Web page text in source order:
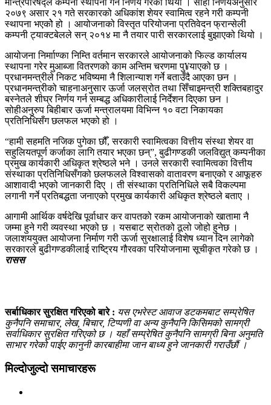
मन्त्रिपरिषद्ले कम्पनी स्थापना गर्ने निर्णय गरेको थियो । सोही निर्णयअनुसार
२०७९ असार २१ गते सरकारको अधिकांश शेयर स्वामित्व रहने गरी कम्पनी
स्थापना भएकोे हो । आयोजनाको विस्तृत परियोजना प्रतिवेदन फ्रान्सेली
कम्पनी ट्याक्टबेलले सन् २०१४ मा नै तयार पारी सरकारलाई बुझाएको थियो ।
आयोजना निर्मााण्का निम्ति वर्तमान सरकारले आयोजनाको फिल्ड कार्यालय
स्थापना गरेर मुआब्जा वितरणको काम अन्तिम चरणमा पु¥याएको छ ।
प्रधानमन्त्रीले निकट भविष्यमा नै शिलान्याश गर्ने बताउँदै आएका छन ।
प्रधानमन्त्रीको चाहनाअनुसार ऊर्जा जलस्रोत तथा सिँचाइमन्त्री शक्तिबहादुर
बस्नेतले शीघ्र निर्णय गर्न सम्बद्ध अधिकारीलाई निर्देशन दिएका छन ।
सोहीअनुरुप बिहीबार ऊर्जा मन्त्रालयमा विभिन्न १० वटा निकायका
प्रतिनिधिसँग छलफल भएको हो ।
“हामी सहमति नजिक पुगेका छौँ, सरकारी स्वामित्वका वित्तीय संस्था शेयर वा
सहुलियतपूर्ण कर्जाका लागि तयार भएका छन्”, बुढीगण्डकी जलविद्युत् कम्पनीका
प्रमुख कार्यकारी अधिकृत श्रेष्ठले भने । उनले सरकारी स्वामित्वका वित्तीय
संस्थाका प्रतिनिधिसँगको छलफलले विश्वासको वातावरण बनाएको र आफूहरु
आशावादी भएको जानकारी दिए । ती संस्थाका प्रतिनिधिले सबै विकल्पमा
लगानी गर्ने प्रतिबद्धता जनाएको प्रमुख कार्यकारी अधिकृत श्रेष्ठले बताए ।
आगामी आर्थिक वर्षदेखि पूर्वाधार कर वापतको रकम आयोजनाको खातामा नै
जम्मा हुने गरी व्यवस्था भएको छ । यसबाट स्रोतको ठूलो जोहो हुनेछ ।
जलाशययुक्त आयोजना निर्माण गरी ऊर्जा सुरक्षालाई विशेष ध्यान दिन लागेको
सरकारले बुढीगण्डकीलाई राष्ट्रिय गौरवका परियोजनामा सूचीकृत गरेको छ ।
रासस
सर्बाधिकार सुरक्षित गरिएको बारे : यस एभरेस्ट आवाज डटकमबाट सम्प्रेषित
कुनैपनि समाचार, लेख, बिचार, टिप्पणी वा अन्य कुनैपनि किसिमको सामग्री
सर्वाधिकार सुरक्षित गरिएको छ । यहाँ सम्प्रेषित कुनैपनि सामग्री बिना अनुमति
साभार गरेको पाईए कानुनी कारबाहीमा जान बाध्य हुने जानकारी गराउँछौं ।
मिल्दोजुल्दो समाचारहरू